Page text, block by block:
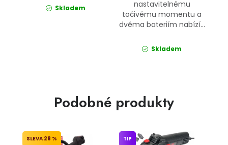
Skladem
nastavitelnému
točivému momentu a
dvěma bateriím nabízí...
Skladem
Podobné produkty
28 % TIP